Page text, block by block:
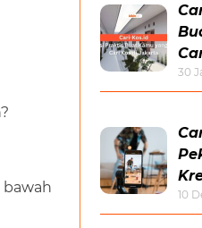
30
10